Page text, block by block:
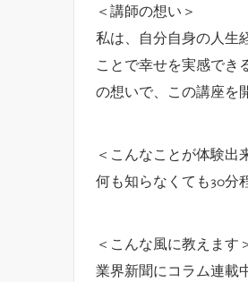
＜講師の想い＞
私は、自分自身の人生
ことで幸せを実感でき
の想いで、この講座を
＜こんなことが体験出
何も知らなくても30分
＜こんな風に教えます
業界新聞にコラム連載